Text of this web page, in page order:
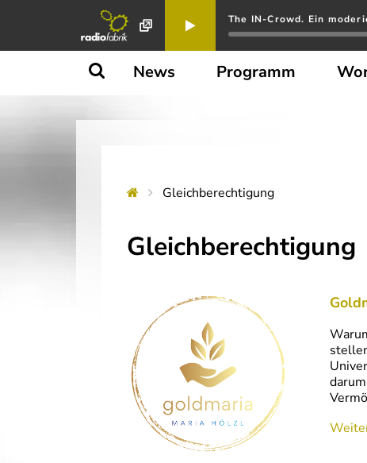
The IN-Crowd. Ein
News Programm
Gleichberechtigung
Gleichberechtigung